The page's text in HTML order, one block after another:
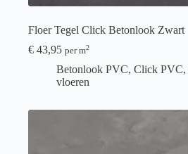
Floer Tegel Click Betonlook Zwart
€ 43,95 per m2
Betonlook PVC, Click PVC,
vloeren